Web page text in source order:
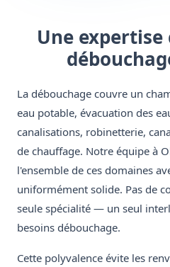
Une
La débouchage couvre un
eau potable, évacuation des
canalisations, robinetterie,
de chauffage. Notre équipe à
l'ensemble de ces domaines
uniformément solide. Pas de
seule spécialité — un seul
besoins débouchage.
Cette polyvalence évite les